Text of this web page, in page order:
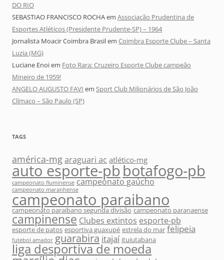
DO RIO
SEBASTIAO FRANCISCO ROCHAem Associação Prudentina de
Esportes Atléticos (Presidente Prudente-SP) – 1964
Jornalista Moacir Coimbra Brasilem Coimbra Esporte Clube – Santa
Luzia (MG)
Luciane Enoiem Foto Rara: Cruzeiro Esporte Clube campeão
Mineiro de 1959!
ANGELO AUGUSTO FAVI em Sport Club Milionários de São João
Clímaco – São Paulo (SP)
TAGS
américa-mgaraguari ac atlético-mg
auto esporte-pb botafogo-pb
campeonato fluminense campeonato gaúcho
campeonato maranhense
campeonato paraibano
campeonato paraibano segunda divisão campeonato paranaense
campinense Clubes extintos esporte-pb
esporte de patos esportiva guaxupé estrela do mar felipeia
futebol amador guarabira itajaí ituiutabana
liga desportiva de moeda